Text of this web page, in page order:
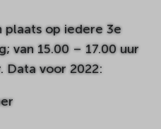
plaats op iedere 3e
van 15.00 – 17.00 uur
Data voor 2022: